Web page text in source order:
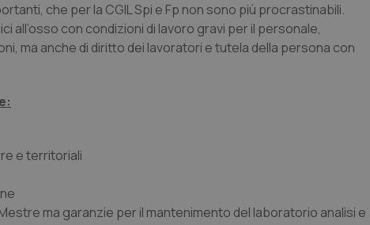
che per la CGIL Spi e Fp non sono più procrastinabili.
con condizioni di lavoro gravi per il personale,
ma anche di diritto dei lavoratori e tutela della persona con
e territoriali
ma garanzie per il mantenimento del laboratorio analisi e